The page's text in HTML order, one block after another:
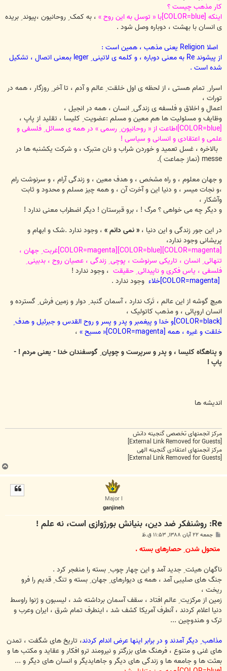
کار مذهب چیست ؟
اینکه [COLOR=blue]با « توسل به این روح »
، به کمک ِ روحانیون ،پیوند ِ بریده
ی انسان با بهشت ، دوباره وصل شود .
اصلا Religion یعنی مذهب ، همین است :
از پیشوند Re به معنی دوباره ، و کلمه ی لاتینی ِ leger بمعنی اتصال ، تشکیل
شده است .
اسرار ِ تمام هستی ، از لحظه ی اول خلقت ِ عالم و آدم ، تا آخر ِ روزگار ، همه در
تورات ،
اعمال و اخلاق و فلسفه ی زندگی ِ انسان ، همه در انجیل ،
وظایف و مسئولیت ها هم معین و مسلم :عضویت ِ کلیسا ، تقلید از پاپ ،
[COLOR=blue]اطاعت از « روحانیون ِ رسمی » در همه ی مسائل ِ فلسفی و
علمی و اعتقادی و انسانی و سیاسی !
بالاخره ، غسل تعمید و خوردن شراب و نان متبرک ، و شرکت یکشنبه ها در
messe (نماز جماعت ).
و جهان معلوم ، و راه مشخص ، و هدف معین ، و زندگی آرام ، و سرنوشت رام
،و نجات میسر ، و دنیا این و آخرت آن ، و همه چیز مسلم و محدود و ثابت
وآشکار ،
و دیگر چه می خواهی ؟ مرگ ! ، برو قبرستان ! دیگر اضطراب معنی ندارد !
در این جور زندگی و این دنیا ، « نمی دانم »، وجود ندارد .شک و ابهام و
پریشانی وجود ندارد،
[COLOR=magenta][COLOR=blue][COLOR=magenta]غربت ِ جهان ،
تنهائی ِ انسان ، تاریکی سرنوشت ، پوچی ِ زندگی ، عصیان روح ، بدبینی ِ
فلسفی ، یاس فکری و ناپیدائی ِ حقیقت، وجود ندارد !
وجود ندارد .
هیچ گوشه از این عالم ، تَرک ندارد ، آسمان گنبد ِ دوار و زمین فرش ِ گسترده و
انسان اروپائی ، و مذهب کاتولیک ،
[COLOR=black]و خدا و پیغمبر و پدر و پسر و روح القدس و جبرئیل و هدف ِ
خلقت و غیره ، همه [COLOR=magenta]« مسیح »
،
و پناهگاه کلیسا ، و پدر و سرپرست و چوپان ِ گوسفندان خدا - یعنی مردم ! -
پاپ !
اندیشه ها
مرکز انجمنهای تخصصی گنجینه دانش
مرکز انجمنهای اعتقادی گنجینه الهی
ب
ا
Major I
ganjineh
Re: روشنفکر ضد دین، بنیانش بورژوازی است، نه علم !
پ
ت
جمعه ۲۲ آبان ۱۳۸۸, ۱۱:۵۳ ق.ظ
متحول شدن ِ حصارهای بسته .
ناگهان هیئت ِ جدید آمد و این چهار چوب ِ بسته را منفجر کرد .
جنگ های صلیبی آمد ، همه ی دیوارهای ِ جهان ِ بسته و تنگ ِ قدیم را فرو
ریخت ،
زمین از مرکزیت ِ عالم افتاد ، سقف آسمان برداشته شد ، لیسبون و ژنوا راوسط
دنیا اعلام کردند ، آنطرف آمریکا کشف شد ، اینطرف تمام شرق ، ایران وعرب و
ترک و هندوچین ...
مذاهب ِ دیگر آمدند و در برابر اینها عرض اندام کردند، تاریخ های شگفت ، تمدن
های غنی و متنوع ، فرهنگ های بزرگتر و نیرومند ترو افکار و عقاید و مکتب ها و
بعثت ها و جامعه ها و زندگی های دیگر و جاهایدیگر و انسان های دیگر و ...